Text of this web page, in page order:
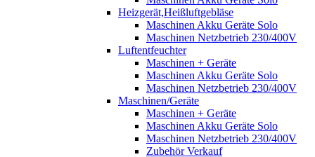
Heizgerät,Heißluftgebläse
Maschinen Akku Geräte Solo
Maschinen Netzbetrieb 230/400V
Luftentfeuchter
Maschinen + Geräte
Maschinen Akku Geräte Solo
Maschinen Netzbetrieb 230/400V
Maschinen/Geräte
Maschinen + Geräte
Maschinen Akku Geräte Solo
Maschinen Netzbetrieb 230/400V
Zubehör Verkauf